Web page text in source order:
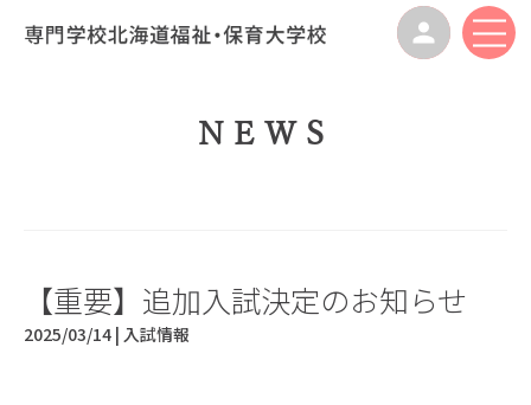
NEWS
【重要】追加入試決定のお知らせ
2025/03/14 | 入試情報